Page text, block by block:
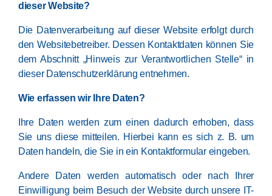
dieser Website?
Die Datenverarbeitung auf dieser Website erfolgt durch
den Websitebetreiber. Dessen Kontaktdaten können Sie
dem Abschnitt „Hinweis zur Verantwortlichen Stelle“ in
dieser Datenschutzerklärung entnehmen.
Wie erfassen wir Ihre Daten?
Ihre Daten werden zum einen dadurch erhoben, dass
Sie uns diese mitteilen. Hierbei kann es sich z. B. um
Daten handeln, die Sie in ein Kontaktformular eingeben.
Andere Daten werden automatisch oder nach Ihrer
Einwilligung beim Besuch der Website durch unsere IT-